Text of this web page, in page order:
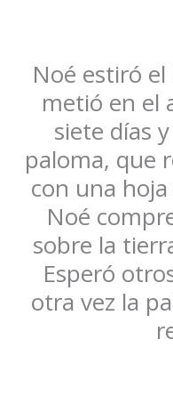
Noé estiró
metió en el
siete días
paloma, que
con una
Noé
sobre la
Esperó
otra vez la